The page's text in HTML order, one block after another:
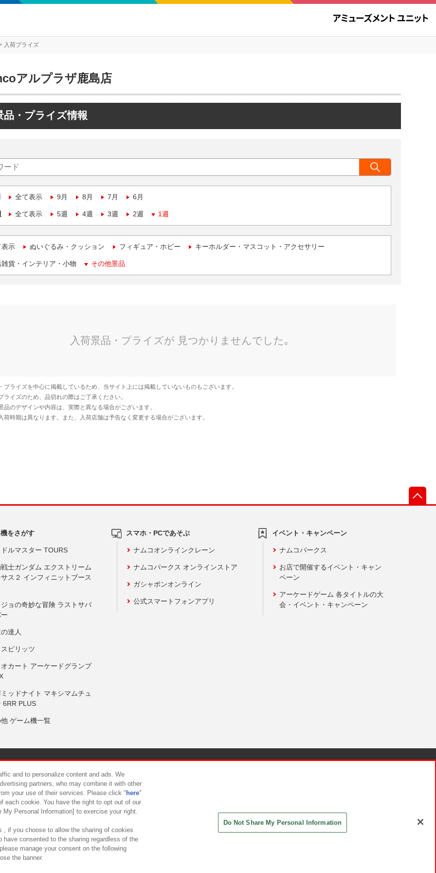
入荷プライズ
アルプラザ鹿島店
品・プライズ情報
全て表示 9月 8月 7月 6月
全て表示 5週 4週 3週 2週 1週
表示 ぬいぐるみ・クッション フィギュア・ホビー キーホルダー・マスコット・アクセサリー
貨・インテリア・小物 その他景品
をさがす
ルマスター TOURS
士ガンダム エクストリーム
ス２ インフィニットブース
ョの奇妙な冒険 ラストサバ
達人
ピリッツ
カート アーケードグランプ
ッドナイト マキシマムチュ
6RR PLUS
ゲーム機一覧
スマホ・PCであそぶ
ナムコオンラインクレーン
ナムコパークス オンラインストア
ガシャポンオンライン
公式スマートフォンアプリ
イベント・キャンペーン
ナムコパークス
お店で開催するイベント・キャン
ペーン
アーケードゲーム 各タイトルの大
会・イベント・キャンペーン
について カスタマーハラスメント対応方針
and to personalize content and ads. We
partners, who may combine it with other
your use of their services. Please click " here"
each cookie. You have the right to opt out of our
Personal Information] to exercise your right.
, if you choose to allow the sharing of cookies
have consented to the sharing regardless of the
manage your consent on the following
the banner.
Do Not Share My Personal Information